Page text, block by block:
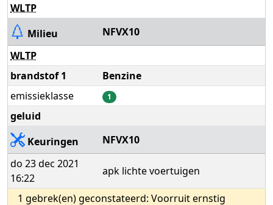
WLTP
Milieu
NFVX10
WLTP
brandstof 1
Benzine
emissieklasse
1
geluid
Keuringen
NFVX10
do 23 dec 2021
16:22
apk lichte voertuigen
1 gebrek(en) geconstateerd: Voorruit ernstig